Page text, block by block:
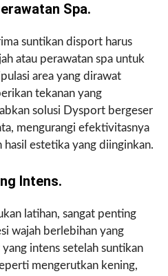
Spa.
suntikan disport harus
atau perawatan spa untuk
area yang dirawat
tekanan yang
solusi Dysport bergeser
mengurangi efektivitasnya
estetika yang diinginkan.
Intens.
latihan, sangat penting
wajah berlebihan yang
intens setelah suntikan
mengerutkan kening,